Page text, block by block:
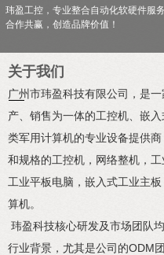
玮盈工控，专业整合自动化软硬件服
合作共赢，创造品牌价值！
关于我们
广州市玮盈科技有限公司，是
产、销售为一体的工控机、嵌
类军用计算机的专业设备提供
和规格的工控机，网络整机，工
工业平板电脑，嵌入式工业主
算机。
玮盈科技核心研发及市场团队
行业背景，尤其是公司的ODM